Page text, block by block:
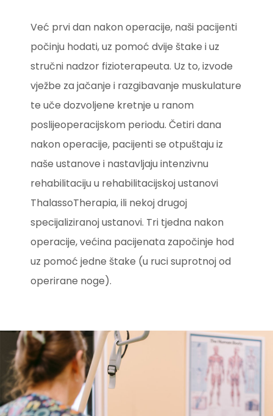
Već prvi dan nakon operacije, naši pacijenti
počinju hodati, uz pomoć dvije štake i uz
stručni nadzor fizioterapeuta. Uz to, izvode
vježbe za jačanje i razgibavanje muskulature
te uče dozvoljene kretnje u ranom
poslijeoperacijskom periodu. Četiri dana
nakon operacije, pacijenti se otpuštaju iz
naše ustanove i nastavljaju intenzivnu
rehabilitaciju u rehabilitacijskoj ustanovi
ThalassoTherapia, ili nekoj drugoj
specijaliziranoj ustanovi. Tri tjedna nakon
operacije, većina pacijenata započinje hod
uz pomoć jedne štake (u ruci suprotnoj od
operirane noge).